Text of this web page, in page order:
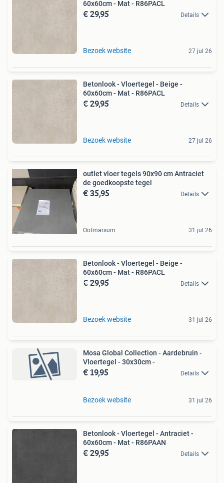
60x60cm - Mat - R86PACL
€ 29,95 Details
Bezoek website 27 jul 26
Betonlook - Vloertegel - Beige -
60x60cm - Mat - R86PACL
€ 29,95 Details
Bezoek website 27 jul 26
outlet vloer tegels 90x90 cm Antraciet
de goedkoopste tegel
€ 35,95 Details
Ootmarsum 31 jul 26
Betonlook - Vloertegel - Beige -
60x60cm - Mat - R86PACL
€ 29,95 Details
Bezoek website 31 jul 26
Mosa Global Collection - Aardebruin -
Vloertegel - 30x30cm -
€ 19,95 Details
Bezoek website 31 jul 26
Betonlook - Vloertegel - Antraciet -
60x60cm - Mat - R86PAAN
€ 29,95 Details